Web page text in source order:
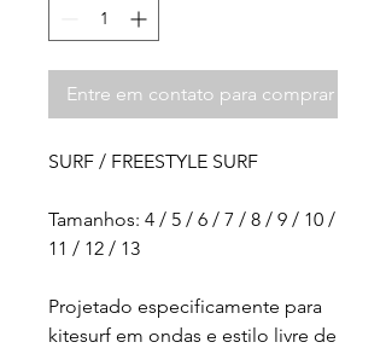
Entre em contato para comprar
SURF / FREESTYLE SURF
Tamanhos: 4 / 5 / 6 / 7 / 8 / 9 / 10 /
11 / 12 / 13
Projetado especificamente para
kitesurf em ondas e estilo livre de